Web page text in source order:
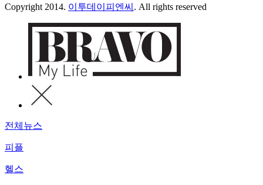
Copyright 2014. 이투데이피엔씨 . All rights reserved
전체뉴스
피플
헬스